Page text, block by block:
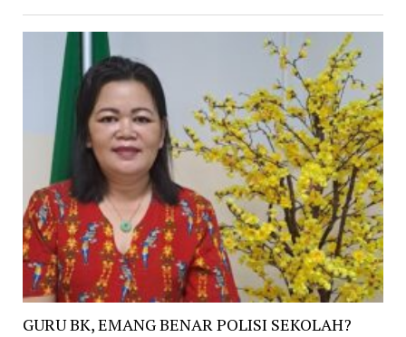
GURU BK, EMANG BENAR POLISI SEKOLAH?